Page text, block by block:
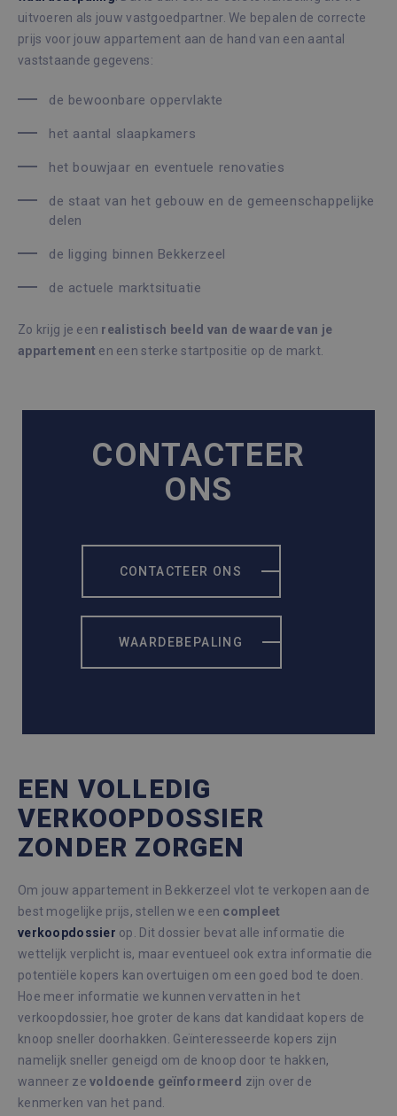
uitvoeren als jouw vastgoedpartner. We bepalen de correcte
prijs voor jouw appartement aan de hand van een aantal
vaststaande gegevens:
de bewoonbare oppervlakte
het aantal slaapkamers
het bouwjaar en eventuele renovaties
de staat van het gebouw en de gemeenschappelijke
delen
de ligging binnen Bekkerzeel
de actuele marktsituatie
Zo krijg je een realistisch beeld van de waarde van je
appartement en een sterke startpositie op de markt.
CONTACTEER
ONS
CONTACTEER ONS
WAARDEBEPALING
EEN VOLLEDIG
VERKOOPDOSSIER
ZONDER ZORGEN
Om jouw appartement in Bekkerzeel vlot te verkopen aan de
best mogelijke prijs, stellen we een compleet
verkoopdossier op. Dit dossier bevat alle informatie die
wettelijk verplicht is, maar eventueel ook extra informatie die
potentiële kopers kan overtuigen om een goed bod te doen.
Hoe meer informatie we kunnen vervatten in het
verkoopdossier, hoe groter de kans dat kandidaat kopers de
knoop sneller doorhakken. Geïnteresseerde kopers zijn
namelijk sneller geneigd om de knoop door te hakken,
wanneer zevoldoende geïnformeerd zijn over de
kenmerken van het pand.